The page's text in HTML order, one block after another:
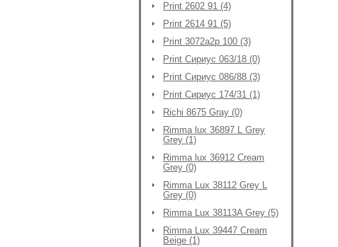
Print 2602 91 (4)
Print 2614 91 (5)
Print 3072a2p 100 (3)
Print Сириус 063/18 (0)
Print Сириус 086/88 (3)
Print Сириус 174/31 (1)
Richi 8675 Gray (0)
Rimma lux 36897 L Grey
Grey (1)
Rimma lux 36912 Cream
Grey (0)
Rimma Lux 38112 Grey L
Grey (0)
Rimma Lux 38113A Grey (5)
Rimma Lux 39447 Cream
Beige (1)